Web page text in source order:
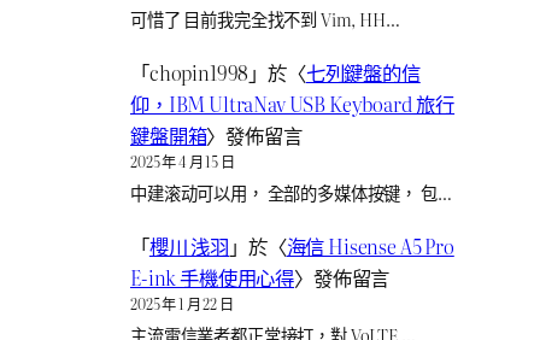
可惜了 目前我完全找不到 Vim, HH…
「chopin1998 」於〈七列鍵盤的信
仰，IBM UltraNav USB Keyboard 旅行
鍵盤開箱〉發佈留言
2025 年 4 月 15 日
中建滚动可以用， 全部的多媒体按键， 包…
「櫻川 浅羽 」於〈海信 Hisense A5 Pro
E-ink 手機使用心得〉發佈留言
2025 年 1 月 22 日
主流電信業者都正常接打，對 VoLTE …